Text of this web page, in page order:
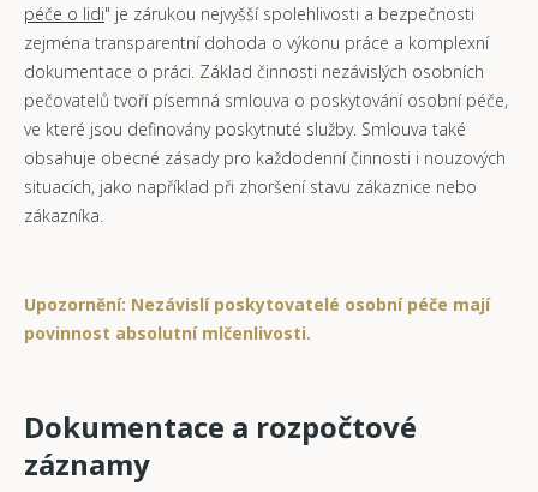
péče o lidi" je zárukou nejvyšší spolehlivosti a bezpečnosti
zejména transparentní dohoda o výkonu práce a komplexní
dokumentace o práci. Základ činnosti nezávislých osobních
pečovatelů tvoří písemná smlouva o poskytování osobní péče,
ve které jsou definovány poskytnuté služby. Smlouva také
obsahuje obecné zásady pro každodenní činnosti i nouzových
situacích, jako například při zhoršení stavu zákaznice nebo
zákazníka.
Upozornění: Nezávislí poskytovatelé osobní péče mají
povinnost absolutní mlčenlivosti.
Dokumentace a rozpočtové
záznamy